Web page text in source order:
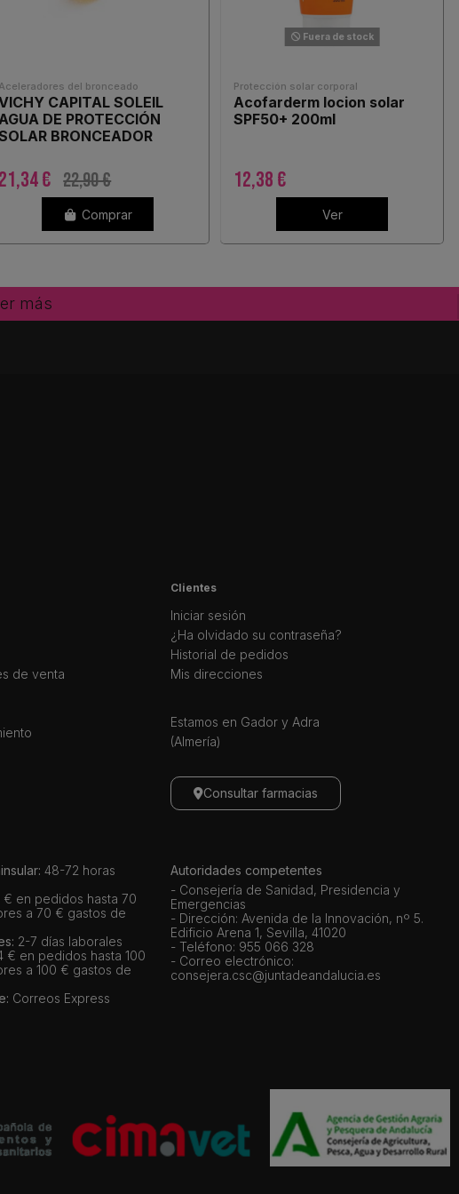
Aceleradores del bronceado
CAPITAL SOLEIL
DE PROTECCIÓN
BRONCEADOR
21,34 € 22,90 €
Comprar
Fuera de stock
Protección solar corporal
Acofarderm locion solar
SPF50+ 200ml
12,38 €
Ver
más
de venta
Clientes
Iniciar sesión
¿Ha olvidado su contraseña?
Historial de pedidos
Mis direcciones
Estamos en Gador y Adra
(Almería)
Consultar farmacias
48-72 horas
€ en pedidos hasta 70
a 70 € gastos de
2-7 días laborales
€ en pedidos hasta 100
a 100 € gastos de
Correos Express
Autoridades competentes
- Consejería de Sanidad, Presidencia y
Emergencias
- Dirección: Avenida de la Innovación, nº 5.
Edificio Arena 1, Sevilla, 41020
- Teléfono: 955 066 328
- Correo electrónico:
consejera.csc@juntadeandalucia.es